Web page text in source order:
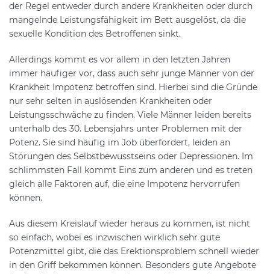
der Regel entweder durch andere Krankheiten oder durch
mangelnde Leistungsfähigkeit im Bett ausgelöst, da die
sexuelle Kondition des Betroffenen sinkt.
Allerdings kommt es vor allem in den letzten Jahren
immer häufiger vor, dass auch sehr junge Männer von der
Krankheit Impotenz betroffen sind. Hierbei sind die Gründe
nur sehr selten in auslösenden Krankheiten oder
Leistungsschwäche zu finden. Viele Männer leiden bereits
unterhalb des 30. Lebensjahrs unter Problemen mit der
Potenz. Sie sind häufig im Job überfordert, leiden an
Störungen des Selbstbewusstseins oder Depressionen. Im
schlimmsten Fall kommt Eins zum anderen und es treten
gleich alle Faktoren auf, die eine Impotenz hervorrufen
können.
Aus diesem Kreislauf wieder heraus zu kommen, ist nicht
so einfach, wobei es inzwischen wirklich sehr gute
Potenzmittel gibt, die das Erektionsproblem schnell wieder
in den Griff bekommen können. Besonders gute Angebote